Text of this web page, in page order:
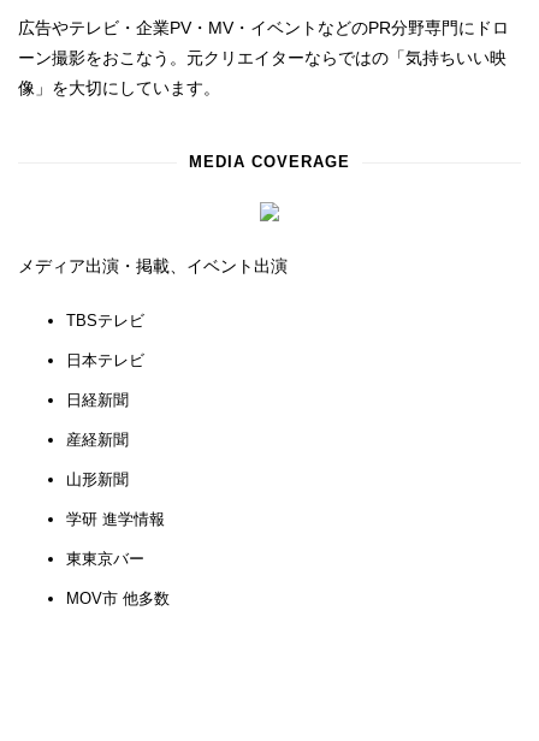
広告やテレビ・企業PV・MV・イベントなどのPR分野専門にドロ
ーン撮影をおこなう。元クリエイターならではの「気持ちいい映
像」を大切にしています。
MEDIA COVERAGE
メディア出演・掲載、イベント出演
TBSテレビ
日本テレビ
日経新聞
産経新聞
山形新聞
学研 進学情報
東東京バー
MOV市 他多数